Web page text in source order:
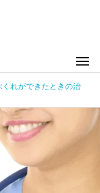
くれができたときの治